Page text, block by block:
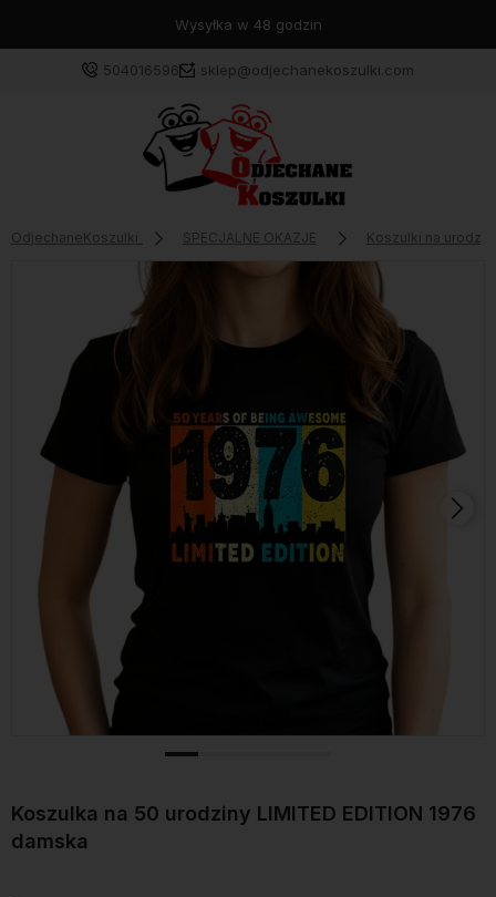
Wysyłka w 48 godzin
504016596 sklep@odjechanekoszulki.com
OdjechaneKoszulki SPECJALNE OKAZJE Koszulki na
Koszulka na 50 urodziny LIMITED EDITION 1976
damska